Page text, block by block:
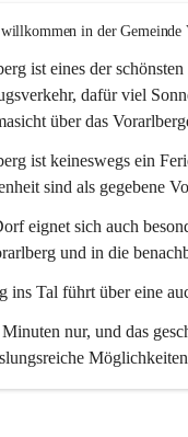
in der Gemeinde
ist eines der
dafür viel
über das
ist keineswegs ein
sind als gegebene
eignet sich auch
und in die
ins Tal führt über eine
nur, und das